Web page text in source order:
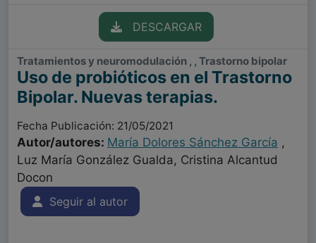
DESCARGAR
Tratamientos y neuromodulación , , Trastorno bipolar
Uso de probióticos en el Trastorno
Bipolar. Nuevas terapias.
Fecha Publicación: 21/05/2021
Autor/autores: María Dolores Sánchez García ,
Luz María González Gualda, Cristina Alcantud
Docon
Seguir al autor